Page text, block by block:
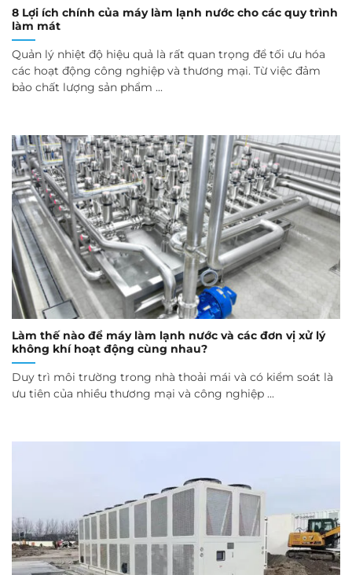
8 Lợi ích chính của máy làm lạnh nước cho các quy trình
làm mát
Quản lý nhiệt độ hiệu quả là rất quan trọng để tối ưu hóa
các hoạt động công nghiệp và thương mại. Từ việc đảm
bảo chất lượng sản phẩm ...
Làm thế nào để máy làm lạnh nước và các đơn vị xử lý
không khí hoạt động cùng nhau?
Duy trì môi trường trong nhà thoải mái và có kiểm soát là
ưu tiên của nhiều thương mại và công nghiệp ...